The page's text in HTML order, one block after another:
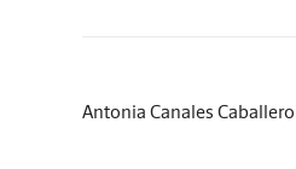
Antonia Canales Caballero